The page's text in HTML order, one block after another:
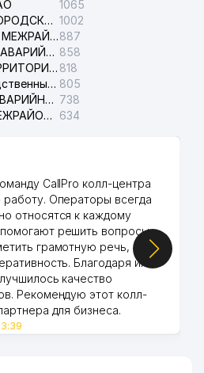
1065
ТАШКЕНТСКИЙ ГОРОДСКОЙ СУД ПО ГРАЖДАНСКИМ ДЕЛАМ 1002
ЯККАСАРАЙСКИЙ МЕЖРАЙОННЫЙ СУД ПО ГРАЖДАНСКИМ ДЕЛАМ887
ЮНУСАБАДСКАЯ АВАРИЙНАЯ СЛУЖБА ЭЛЕКТРОСЕТИ 858
НАВОИЙСКОЕ ТЕРРИТОРИАЛЬНОЕ ПРЕДПРИЯТИЕ ЭЛЕКТРОСЕТИ АО 818
Ташкентский следственный изолятор 805
СЕРГЕЛИЙСКАЯ АВАРИЙНАЯ СЛУЖБА ЭЛЕКТРОСЕТИ 738
УЧТЕПИНСКИЙ МЕЖРАЙОННЫЙ СУД ПО ГРАЖДАНСКИМ ДЕЛАМ 634
CallPro колл-центра
Операторы всегда
относятся к каждому
решить вопросы.
грамотную речь,
Благодаря их
качество
Рекомендую этот колл-
для бизнеса.